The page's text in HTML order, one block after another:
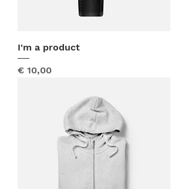
I'm a product
Prijs
€ 10,00